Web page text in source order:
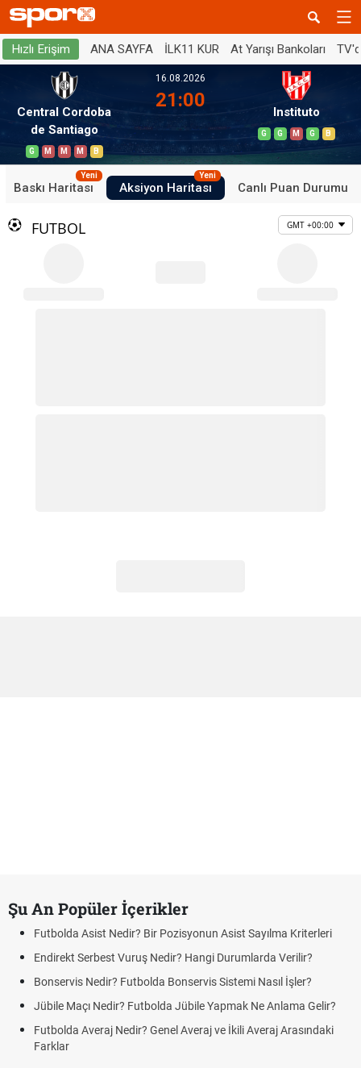
Hızlı Erişim ANA SAYFA İLK11 KUR At Yarışı Bankoları
Central Cordoba
de Santiago
G M M M B
16.08.2026
21:00
Instituto
G G M G B
Baskı Haritası
Yeni
Aksiyon Haritası
Yeni
Canlı Puan Durumu
FUTBOL GMT +00:00
Şu An Popüler İçerikler
Futbolda Asist Nedir? Bir Pozisyonun Asist Sayılma Kriterleri
Endirekt Serbest Vuruş Nedir? Hangi Durumlarda Verilir?
Bonservis Nedir? Futbolda Bonservis Sistemi Nasıl İşler?
Jübile Maçı Nedir? Futbolda Jübile Yapmak Ne Anlama Gelir?
Futbolda Averaj Nedir? Genel Averaj ve İkili Averaj Arasındaki
Farklar